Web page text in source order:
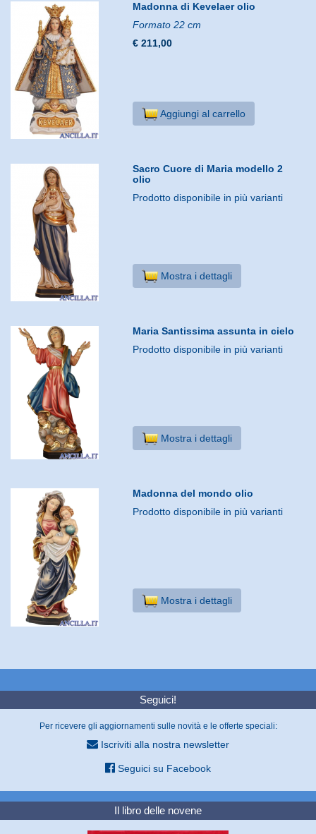
Madonna di Kevelaer olio
Formato 22 cm
€ 211,00
Aggiungi al carrello
Sacro Cuore di Maria modello 2
olio
Prodotto disponibile in più varianti
Mostra i dettagli
Maria Santissima assunta in cielo
Prodotto disponibile in più varianti
Mostra i dettagli
Madonna del mondo olio
Prodotto disponibile in più varianti
Mostra i dettagli
Seguici!
Per ricevere gli aggiornamenti sulle novità e le offerte speciali:
Iscriviti alla nostra newsletter
Seguici su Facebook
Il libro delle novene